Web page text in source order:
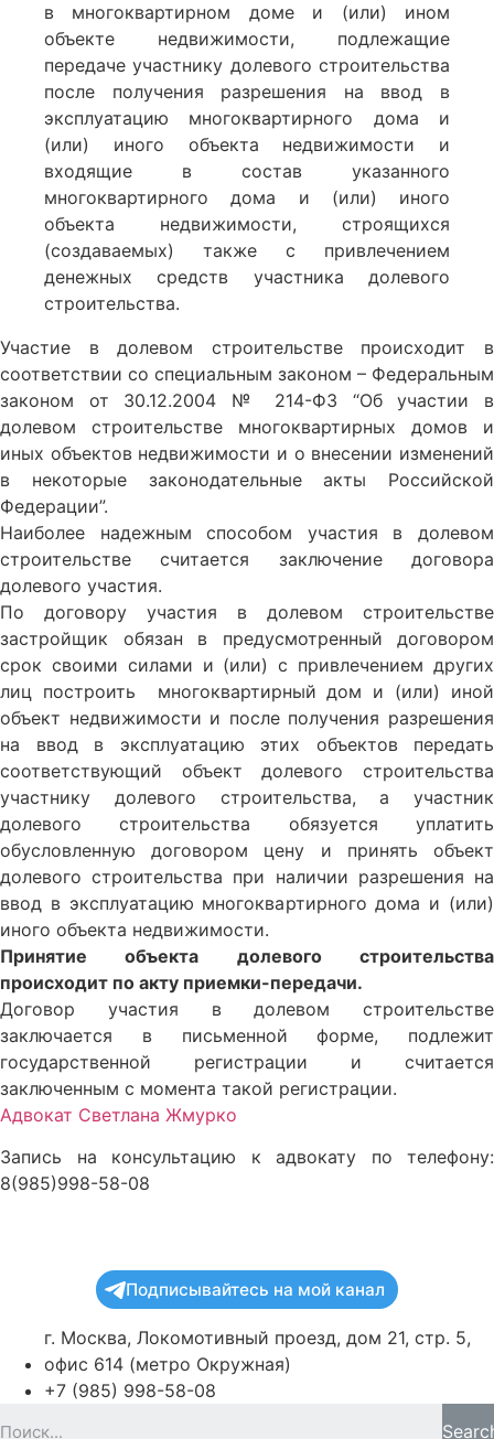
в многоквартирном доме и (или) ином
объекте недвижимости, подлежащие
передаче участнику долевого строительства
после получения разрешения на ввод в
эксплуатацию многоквартирного дома и
(или) иного объекта недвижимости и
входящие в состав указанного
многоквартирного дома и (или) иного
объекта недвижимости, строящихся
(создаваемых) также с привлечением
денежных средств участника долевого
строительства.
Участие в долевом строительстве происходит в
соответствии со специальным законом – Федеральным
законом от 30.12.2004 № 214-ФЗ “Об участии в
долевом строительстве многоквартирных домов и
иных объектов недвижимости и о внесении изменений
в некоторые законодательные акты Российской
Федерации”.
Наиболее надежным способом участия в долевом
строительстве считается заключение договора
долевого участия.
По договору участия в долевом строительстве
застройщик обязан в предусмотренный договором
срок своими силами и (или) с привлечением других
лиц построить многоквартирный дом и (или) иной
объект недвижимости и после получения разрешения
на ввод в эксплуатацию этих объектов передать
соответствующий объект долевого строительства
участнику долевого строительства, а участник
долевого строительства обязуется уплатить
обусловленную договором цену и принять объект
долевого строительства при наличии разрешения на
ввод в эксплуатацию многоквартирного дома и (или)
иного объекта недвижимости.
Принятие объекта долевого строительства
происходит по акту приемки-передачи.
Договор участия в долевом строительстве
заключается в письменной форме, подлежит
государственной регистрации и считается
заключенным с момента такой регистрации.
Адвокат Светлана Жмурко
Запись на консультацию к адвокату по телефону:
8(985)998-58-08
Подписывайтесь на мой канал
г. Москва, Локомотивный проезд, дом 21, стр. 5,
офис 614 (метро Окружная)
+7 (985) 998-58-08